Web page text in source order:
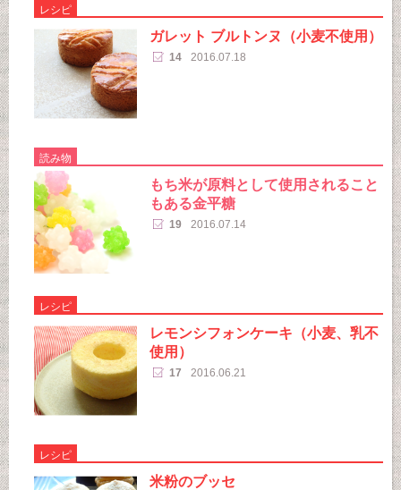
レシピ
ガレット ブルトンヌ（小麦不使用）
14 2016.07.18
読み物
もち米が原料として使用されること
もある金平糖
19 2016.07.14
レシピ
レモンシフォンケーキ（小麦、乳不
使用）
17 2016.06.21
レシピ
米粉のブッセ